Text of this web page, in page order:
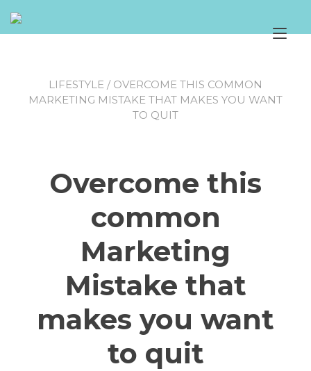
содержимому
LIFESTYLE / OVERCOME THIS COMMON
MARKETING MISTAKE THAT MAKES YOU WANT
TO QUIT
Overcome this
common
Marketing
Mistake that
makes you want
to quit